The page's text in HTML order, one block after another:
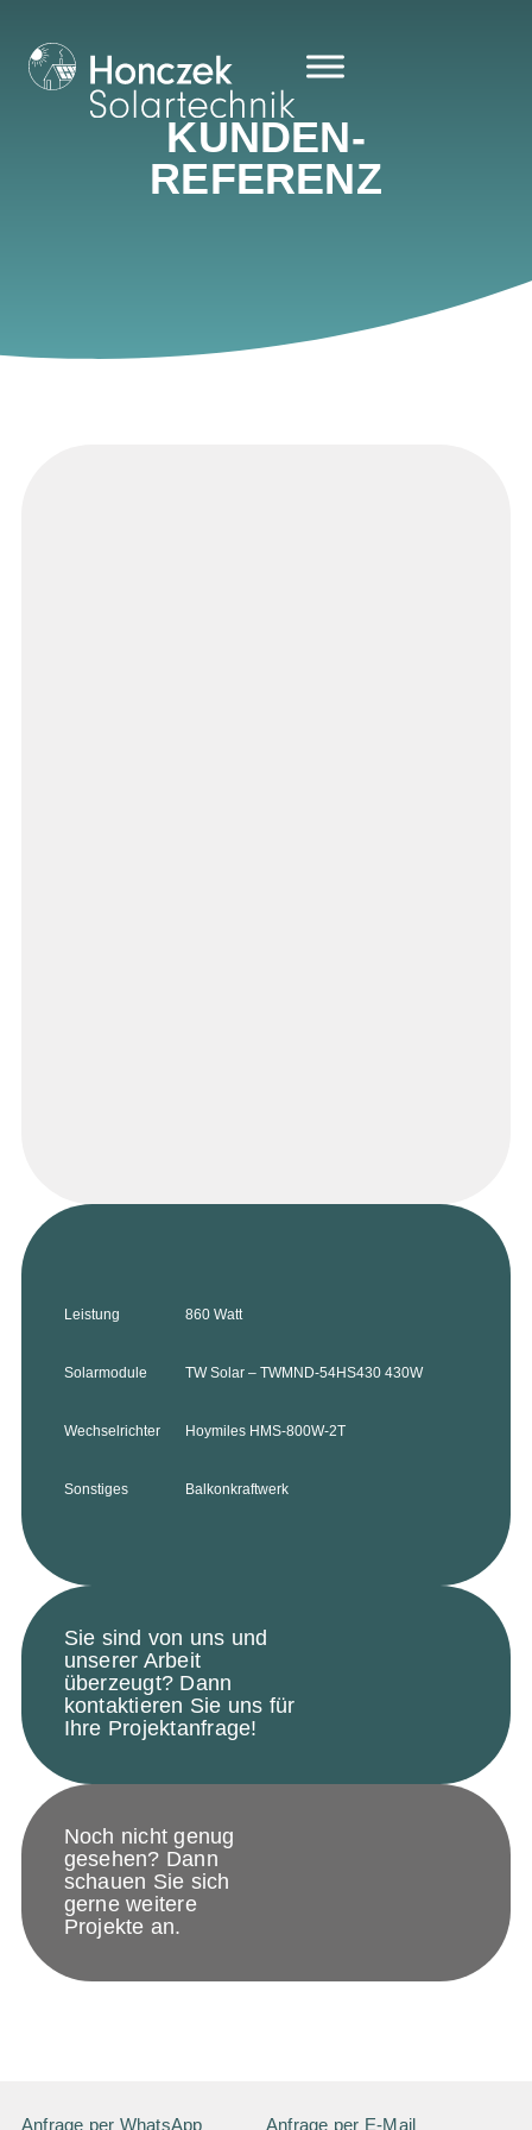
KUNDEN­
REFERENZ
Leistung 860 Watt
Solarmodule TW Solar – TWMND-54HS430 430W
Wechselrichter Hoymiles HMS-800W-2T
Sonstiges Balkonkraftwerk
Sie sind von uns und
unserer Arbeit
überzeugt? Dann
kontaktieren Sie uns für
Ihre Projektanfrage!
Noch nicht genug
gesehen? Dann
schauen Sie sich
gerne weitere
Projekte an.
Anfrage per WhatsApp Anfrage per E-Mail